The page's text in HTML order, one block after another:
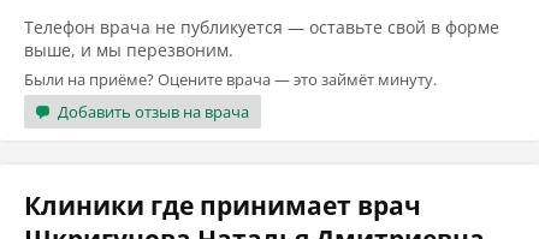
Телефон врача не публикуется — оставьте свой в форме
выше, и мы перезвоним.
Были на приёме? Оцените врача — это займёт минуту.
Добавить отзыв на врача
Клиники где принимает врач